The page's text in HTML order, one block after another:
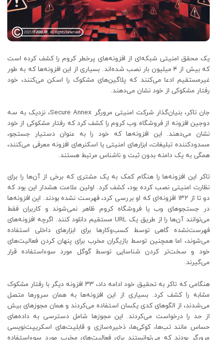
یک محقق امنیتی شبکه‌ای از افزونه‌های پرخطر کروم را کشف کرده است
که بیش از ۴ میلیون بار نصب شده‌اند. بسیاری از این افزونه‌ها که به طور
غیرمستقیم ادعا می‌کنند که پلاگین‌های مشکوک را اسکن می‌کنند، خود
رفتار مشکوکی از خود نشان می‌دهند.
جان تاکر، بنیان‌گذار شرکت امنیتی مرورگر Secure Annex، نزدیک به سه
دوجین افزونه از فروشگاه وب کروم را کشف کرد که رفتار مشکوکی از خود
نشان می‌دهند. این افزونه‌ها که خود را به عنوان دستیار جستجو،
مسدودکننده تبلیغات، ابزارهای امنیتی یا اسکنرهای افزونه معرفی می‌کنند،
همگی به یک دامنه بدون ثبت و ناشناس مرتبط هستند.
تاکر این افزونه‌ها را هنگام کمک به یک مشتری که برخی از آن‌ها را برای
نظارت امنیتی نصب کرده بود، کشف کرد. اولین علامت هشدار این بود که
دو تا از ۱۳۲ افزونه‌ای که او بررسی کرد، فهرست نشده بودند. این افزونه‌ها
در جستجوهای وب یا فروشگاه کروم ظاهر نمی‌شوند و کاربران فقط
می‌توانند آن‌ها را از طریق یک URL مستقیم دانلود کنند. اگرچه افزونه‌های
فهرست‌نشده گاهی توسط کسب‌وکارها برای ابزارهای داخلی استفاده
می‌شوند، اما همچنین توسط بازیگران مخرب برای پنهان کردن فعالیت‌های
خود و سخت‌تر کردن شناسایی توسط گوگل مورد سوءاستفاده قرار
می‌گیرند.
هنگامی که تاکر به تحقیق خود ادامه داد، ۳۳ افزونه دیگر با رفتار مشکوک
مشابه را کشف کرد. بسیاری از این افزونه‌ها به همان سرورها متصل
می‌شدند، از الگوهای کدی یکسان استفاده می‌کردند و همان مجوزهای بیش
از حد را درخواست می‌کردند. این مجوزها شامل دسترسی به داده‌های
حساس مانند تب‌ها، کوکی‌ها، ذخیره‌سازی و قابلیت‌های اسکریپت‌نویسی
مرورگر بودند که می‌توانستند برای فعالیت‌های مخرب مورد سوءاستفاده